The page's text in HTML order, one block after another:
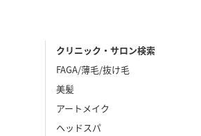
クリニック・サロン検索
FAGA/薄毛/抜け毛
美髪
アートメイク
ヘッドスパ